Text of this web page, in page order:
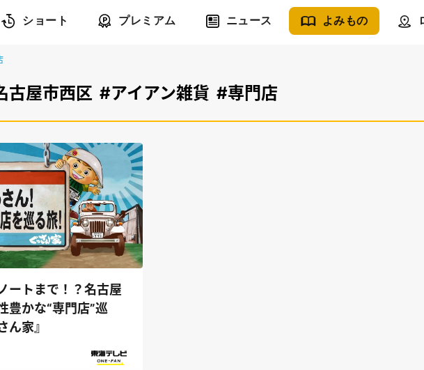
ショート プレミアム ニュース よみもの
古屋市西区 #アイアン雑貨 #専門店
ートまで！？名古屋
豊かな“専門店”巡
ん家』